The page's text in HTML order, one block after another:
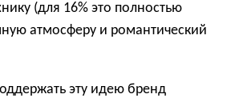
(для 16% это полностью
атмосферу и романтический
эту идею бренд